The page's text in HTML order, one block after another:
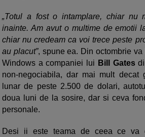
„Totul a fost o intamplare, chiar nu
inainte. Am avut o multime de emotii
chiar nu credeam ca voi trece peste
au placut”, spune ea. Din octombrie
Windows a companiei lui Bill Gates
non-negociabila, dar mai mult decat
lunar de peste 2.500 de dolari,
doua luni de la sosire, dar si ceva
personale.
Desi ii este teama de ceea ce va